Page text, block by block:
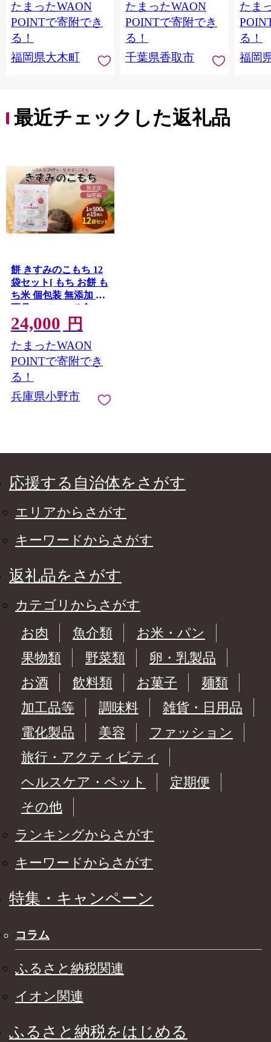
国産 お米 ブランド米
5kg × 2 ゆめつくし】
CY009_01
たまったWAON
POINTで寄附でき
る！
福岡県大木町
こめ コメ はくまい お
米マイスター 厳選 予
約 白飯 ※ okome kome
おむすび おにぎり 国
産 飯 おこめ 取り寄せ
たまったWAON
POINTで寄附でき
る！
千葉県香取市
たま
る！
福岡
最近チェックした返礼品
餅 きすみのこもち 12
袋セット[ もち お餅 も
ち米 個包装 無添加 お
正月 ] コシ のび 食べ
やすい 小ぶり 半年以
上 保存 可能 安心 安全
24,000 円
たまったWAON
POINTで寄附でき
る！
兵庫県小野市
応援する自治体をさがす
エリアからさがす
キーワードからさがす
返礼品をさがす
カテゴリからさがす
お肉
魚介類
お米・パン
果物類
野菜類
卵・乳製品
お酒
飲料類 お菓子
麺類
加工品等
調味料
雑貨・日用品
電化製品
美容
ファッション
旅行・アクティビティ
ヘルスケア・ペット
定期便
その他
ランキングからさがす
キーワードからさがす
特集・キャンペーン
コラム
ふるさと納税関連
イオン関連
ふるさと納税をはじめる